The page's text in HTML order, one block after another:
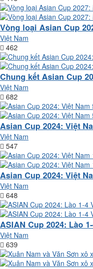
Vòng loại Asian Cup
Việt Nam
462
Chung kết Asian Cup
Việt Nam
682
Asian Cup 2024: Việt
Việt Nam
547
Asian Cup 2024: Việt
Việt Nam
648
ASIAN Cup 2024: Lào
Việt Nam
639